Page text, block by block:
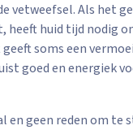
vetweefsel. Als het
heeft huid tijd nodig
soms een
goed en energiek
en geen reden om te